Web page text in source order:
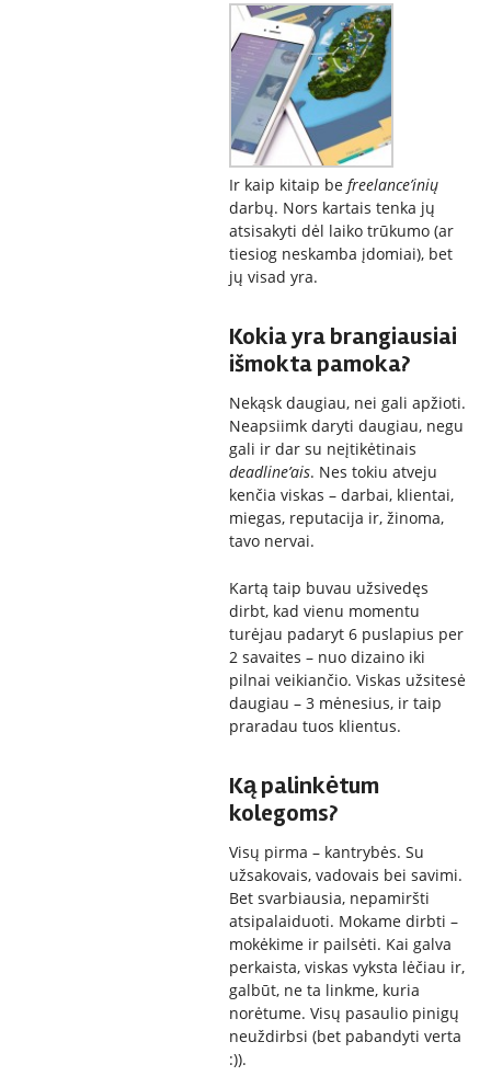
Ir kaip kitaip be freelance’inių
darbų. Nors kartais tenka jų
atsisakyti dėl laiko trūkumo (ar
tiesiog neskamba įdomiai), bet
jų visad yra.
Kokia yra brangiausiai
išmokta pamoka?
Nekąsk daugiau, nei gali apžioti.
Neapsiimk daryti daugiau, negu
gali ir dar su neįtikėtinais
deadline’ais. Nes tokiu atveju
kenčia viskas – darbai, klientai,
miegas, reputacija ir, žinoma,
tavo nervai.
Kartą taip buvau užsivedęs
dirbt, kad vienu momentu
turėjau padaryt 6 puslapius per
2 savaites – nuo dizaino iki
pilnai veikiančio. Viskas užsitesė
daugiau – 3 mėnesius, ir taip
praradau tuos klientus.
Ką palinkėtum
kolegoms?
Visų pirma – kantrybės. Su
užsakovais, vadovais bei savimi.
Bet svarbiausia, nepamiršti
atsipalaiduoti. Mokame dirbti –
mokėkime ir pailsėti. Kai galva
perkaista, viskas vyksta lėčiau ir,
galbūt, ne ta linkme, kuria
norėtume. Visų pasaulio pinigų
neuždirbsi (bet pabandyti verta
:)).